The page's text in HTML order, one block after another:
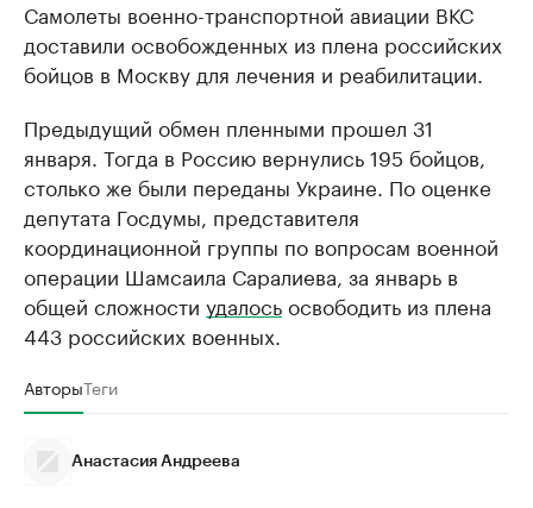
Самолеты военно-транспортной авиации ВКС
доставили освобожденных из плена российских
бойцов в Москву для лечения и реабилитации.
Предыдущий обмен пленными прошел 31
января. Тогда в Россию вернулись 195 бойцов,
столько же были переданы Украине. По оценке
депутата Госдумы, представителя
координационной группы по вопросам военной
операции Шамсаила Саралиева, за январь в
общей сложности удалосьосвободить из плена
443 российских военных.
АвторыТеги
Анастасия Андреева